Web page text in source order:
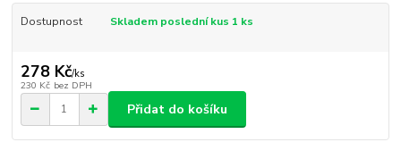
Dostupnost Skladem poslední kus 1 ks
278 Kč/ks
230 Kč bez DPH
Přidat do košíku